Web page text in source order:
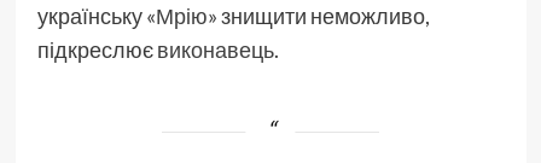
українську «Мрію» знищити неможливо,
підкреслюєвиконавець.